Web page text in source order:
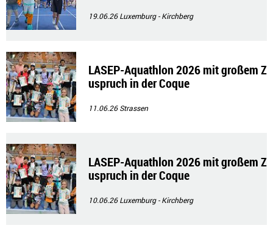
19.06.26Luxemburg - Kirchberg
LASEP-Aquathlon 2026 mit großem Z
uspruch in der Coque
11.06.26Strassen
LASEP-Aquathlon 2026 mit großem Z
uspruch in der Coque
10.06.26Luxemburg - Kirchberg